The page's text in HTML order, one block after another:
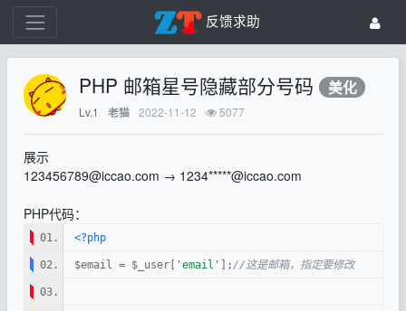
反馈求助
PHP 邮箱星号隐藏部分号码 美化
Lv.1 老猫 2022-11-12 5077
展示
123456789@iccao.com → 1234*****@iccao.com
PHP代码：
<?php
$email = $_user[ 'email' ]; //这是邮箱，指定要修改